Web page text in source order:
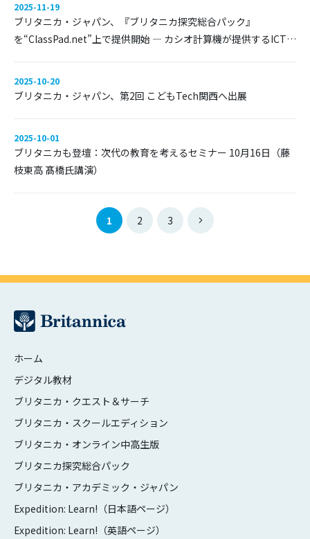
2025-11-19
ブリタニカ・ジャパン、『ブリタニカ探究総合パック』
を“ClassPad.net”上で提供開始 ― カシオ計算機が提供するICT学
2025-10-20
ブリタニカ・ジャパン、第2回 こどもTech関西へ出展
2025-10-01
ブリタニカも登壇：次代の教育を考えるセミナー 10月16日（藤
枝東高 髙橋氏講演）
1 2 3
ホーム
デジタル教材
ブリタニカ・クエスト＆サーチ
ブリタニカ・スクールエディション
ブリタニカ・オンライン中高生版
ブリタニカ探究総合パック
ブリタニカ・アカデミック・ジャパン
Expedition: Learn!（日本語ページ）
Expedition: Learn!（英語ページ）